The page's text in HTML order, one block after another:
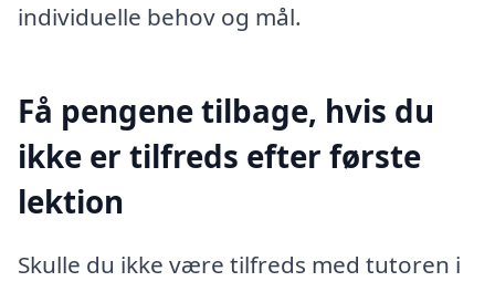
individuelle behov og mål.
Få pengene tilbage, hvis du
ikke er tilfreds efter første
lektion
Skulle du ikke være tilfreds med tutoren i